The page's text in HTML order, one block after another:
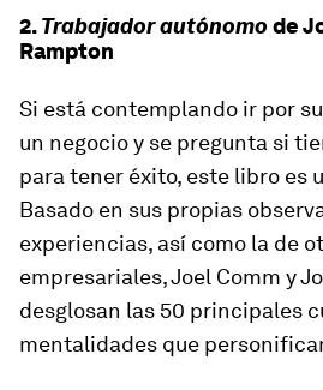
2.Trabajador autónomo de
Rampton
Si está contemplando ir por
un negocio y se pregunta si
para tener éxito, este libro es
Basado ​​en sus propias
experiencias, así como la de
empresariales, Joel Comm y
desglosan las 50 principales
mentalidades que